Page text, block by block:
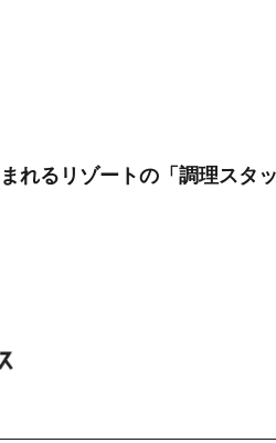
れるリゾートの「調理スタッ